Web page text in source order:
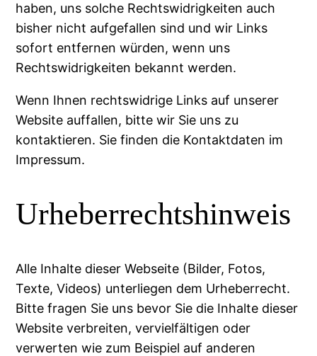
haben, uns solche Rechtswidrigkeiten auch
bisher nicht aufgefallen sind und wir Links
sofort entfernen würden, wenn uns
Rechtswidrigkeiten bekannt werden.
Wenn Ihnen rechtswidrige Links auf unserer
Website auffallen, bitte wir Sie uns zu
kontaktieren. Sie finden die Kontaktdaten im
Impressum.
Urheberrechtshinweis
Alle Inhalte dieser Webseite (Bilder, Fotos,
Texte, Videos) unterliegen dem Urheberrecht.
Bitte fragen Sie uns bevor Sie die Inhalte dieser
Website verbreiten, vervielfältigen oder
verwerten wie zum Beispiel auf anderen